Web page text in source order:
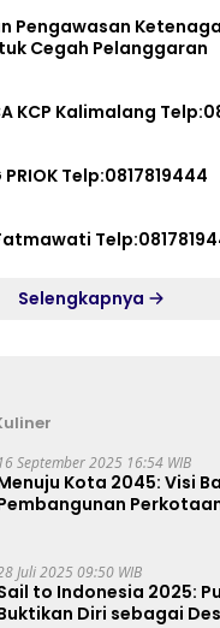
Pengawasan
Cegah Pelanggaran
KCP Kalimalang
PRIOK Telp:0817819444
Selengkapnya
16 September 2025 16:54 WIB
Kota 2045: Visi
Juli 2025 09:50 WIB
to Indonesia 2025:
Diri sebagai